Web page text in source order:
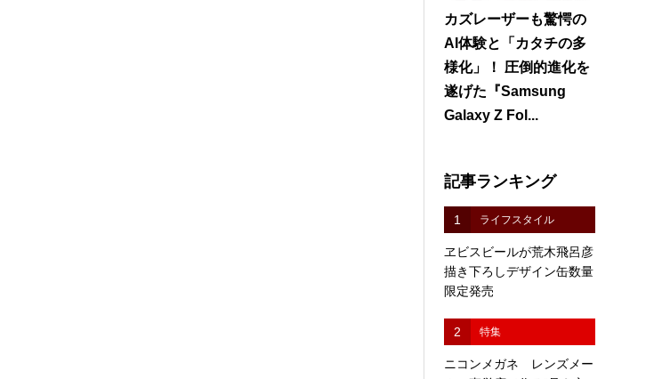
カズレーザーも驚愕の
AI体験と「カタチの多
様化」！ 圧倒的進化を
遂げた『Samsung
Galaxy Z Fol...
記事ランキング
1 ライフスタイル
ヱビスビールが荒木飛呂彦
描き下ろしデザイン缶数量
限定発売
2 特集
ニコンメガネ レンズメー